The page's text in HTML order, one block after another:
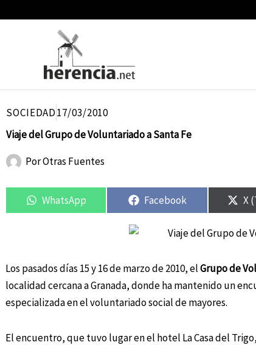
SOCIEDAD17/03/2010
Viaje del Grupo de Voluntariado a Santa Fe
PorOtras Fuentes
en
WhatsApp
en
Facebook
en
X
Los pasados días 15 y 16 de marzo de 2010, elGrupo de
localidad cercana a Granada, donde ha mantenido un
especializada en el voluntariado social de mayores.
El encuentro, que tuvo lugar en el hotel La Casa del
en en en